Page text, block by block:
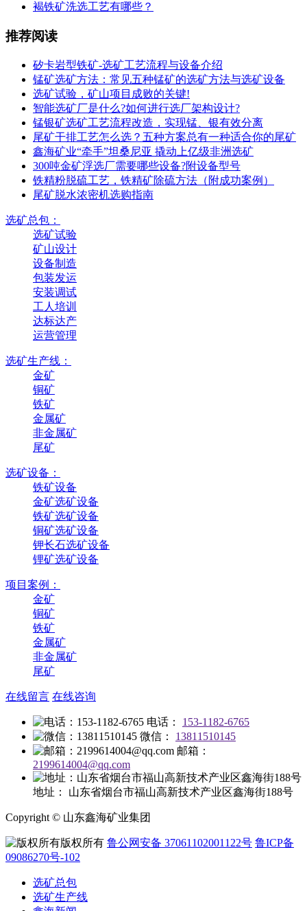
褐铁矿洗选工艺有哪些？
推荐阅读
矽卡岩型铁矿-选矿工艺流程与设备介绍
锰矿选矿方法：常见五种锰矿的选矿方法与选矿设备
选矿试验，矿山项目成败的关键!
智能选矿厂是什么?如何进行选厂架构设计?
锰银矿选矿工艺流程改造，实现锰、银有效分离
尾矿干排工艺怎么选？五种方案总有一种适合你的尾矿
鑫海矿业“牵手”坦桑尼亚 撬动上亿级非洲选矿
300吨金矿浮选厂需要哪些设备?附设备型号
铁精粉脱硫工艺，铁精矿除硫方法（附成功案例）
尾矿脱水浓密机选购指南
选矿总包：
选矿试验
矿山设计
设备制造
包装发运
安装调试
工人培训
达标达产
运营管理
选矿生产线：
金矿
铜矿
铁矿
金属矿
非金属矿
尾矿
选矿设备：
铁矿设备
金矿选矿设备
铁矿选矿设备
铜矿选矿设备
钾长石选矿设备
锂矿选矿设备
项目案例：
金矿
铜矿
铁矿
金属矿
非金属矿
尾矿
在线留言 在线咨询
电话：
153-1182-6765
微信：
13811510145
邮箱：
2199614004@qq.com
地址： 山东省烟台市福山高新技术产业区鑫海街188号
Copyright © 山东鑫海矿业集团
版权所有 鲁公网安备 37061102001122号 鲁ICP备
09086270号-102
选矿总包
选矿生产线